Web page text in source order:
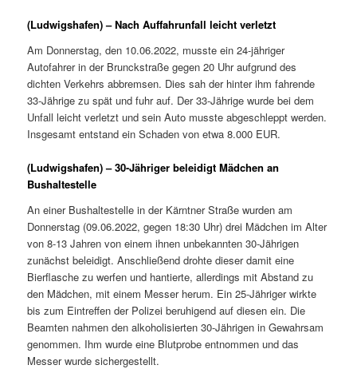
(Ludwigshafen) – Nach Auffahrunfall leicht verletzt
Am Donnerstag, den 10.06.2022, musste ein 24-jähriger
Autofahrer in der Brunckstraße gegen 20 Uhr aufgrund des
dichten Verkehrs abbremsen. Dies sah der hinter ihm fahrende
33-Jährige zu spät und fuhr auf. Der 33-Jährige wurde bei dem
Unfall leicht verletzt und sein Auto musste abgeschleppt werden.
Insgesamt entstand ein Schaden von etwa 8.000 EUR.
(Ludwigshafen) – 30-Jähriger beleidigt Mädchen an
Bushaltestelle
An einer Bushaltestelle in der Kärntner Straße wurden am
Donnerstag (09.06.2022, gegen 18:30 Uhr) drei Mädchen im Alter
von 8-13 Jahren von einem ihnen unbekannten 30-Jährigen
zunächst beleidigt. Anschließend drohte dieser damit eine
Bierflasche zu werfen und hantierte, allerdings mit Abstand zu
den Mädchen, mit einem Messer herum. Ein 25-Jähriger wirkte
bis zum Eintreffen der Polizei beruhigend auf diesen ein. Die
Beamten nahmen den alkoholisierten 30-Jährigen in Gewahrsam
genommen. Ihm wurde eine Blutprobe entnommen und das
Messer wurde sichergestellt.